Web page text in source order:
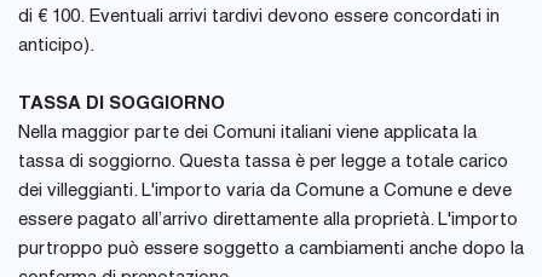
di € 100. Eventuali arrivi tardivi devono essere concordati in
anticipo).
TASSA DI SOGGIORNO
Nella maggior parte dei Comuni italiani viene applicata la
tassa di soggiorno. Questa tassa è per legge a totale carico
dei villeggianti. L'importo varia da Comune a Comune e deve
essere pagato all’arrivo direttamente alla proprietà. L'importo
purtroppo può essere soggetto a cambiamenti anche dopo la